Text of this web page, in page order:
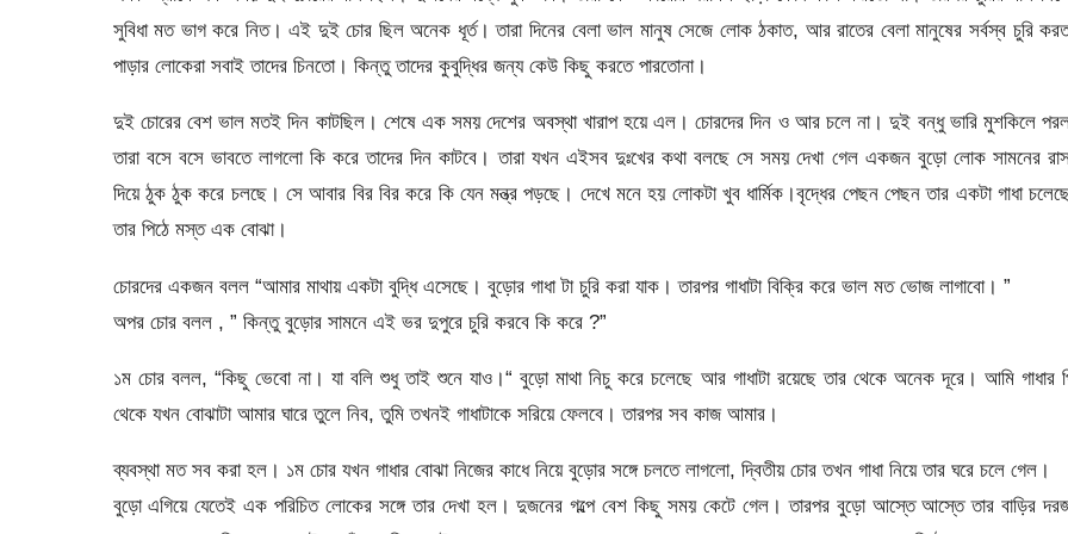
সুবিধা মত ভাগ করে নিত। এই দুই চোর ছিল অনেক ধূর্ত। তারা দিনের বেলা ভাল মানুষ সেজে লোক ঠকাত, আর রাতের বেলা মানুষের সর্বস্ব চুরি
পাড়ার লোকেরা সবাই তাদের চিনতো। কিন্তু তাদের কুবুদ্ধির জন্য কেউ কিছু করতে পারতোনা।
দুই চোরের বেশ ভাল মতই দিন কাটছিল। শেষে এক সময় দেশের অবস্থা খারাপ হয়ে এল। চোরদের দিন ও আর চলে না। দুই বন্ধু ভারি মুশকিলে
তারা বসে বসে ভাবতে লাগলো কি করে তাদের দিন কাটবে। তারা যখন এইসব দুঃখের কথা বলছে সে সময় দেখা গেল একজন বুড়ো লোক সামনের
দিয়ে ঠুক ঠুক করে চলছে। সে আবার বির বির করে কি যেন মন্ত্র পড়ছে। দেখে মনে হয় লোকটা খুব ধার্মিক।বৃদ্ধের পেছন পেছন তার একটা গাধা
তার পিঠে মস্ত এক বোঝা।
চোরদের একজন বলল “আমার মাথায় একটা বুদ্ধি এসেছে। বুড়োর গাধা টা চুরি করা যাক। তারপর গাধাটা বিক্রি করে ভাল মত ভোজ লাগাবো। ”
অপর চোর বলল , ” কিন্তু বুড়োর সামনে এই ভর দুপুরে চুরি করবে কি করে ?”
১ম চোর বলল, “কিছু ভেবো না। যা বলি শুধু তাই শুনে যাও।“ বুড়ো মাথা নিচু করে চলেছে আর গাধাটা রয়েছে তার থেকে অনেক দূরে। আমি গাধার
থেকে যখন বোঝাটা আমার ঘারে তুলে নিব, তুমি তখনই গাধাটাকে সরিয়ে ফেলবে। তারপর সব কাজ আমার।
ব্যবস্থা মত সব করা হল। ১ম চোর যখন গাধার বোঝা নিজের কাধে নিয়ে বুড়োর সঙ্গে চলতে লাগলো, দ্বিতীয় চোর তখন গাধা নিয়ে তার ঘরে চলে গেল।
বুড়ো এগিয়ে যেতেই এক পরিচিত লোকের সঙ্গে তার দেখা হল। দুজনের গল্পে বেশ কিছু সময় কেটে গেল। তারপর বুড়ো আস্তে আস্তে তার বাড়ির